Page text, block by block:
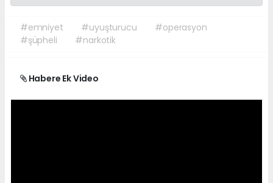
#emniyet #uyuşturucu
#operasyon
#şüpheli
#narkotik
Habere Ek Video